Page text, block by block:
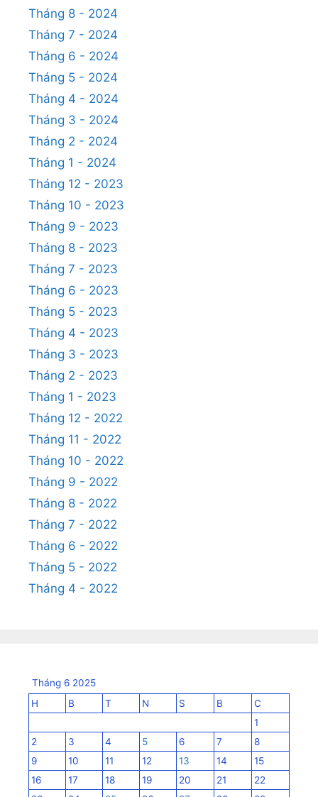
Tháng 8 - 2024
Tháng 7 - 2024
Tháng 6 - 2024
Tháng 5 - 2024
Tháng 4 - 2024
Tháng 3 - 2024
Tháng 2 - 2024
Tháng 1 - 2024
Tháng 12 - 2023
Tháng 10 - 2023
Tháng 9 - 2023
Tháng 8 - 2023
Tháng 7 - 2023
Tháng 6 - 2023
Tháng 5 - 2023
Tháng 4 - 2023
Tháng 3 - 2023
Tháng 2 - 2023
Tháng 1 - 2023
Tháng 12 - 2022
Tháng 11 - 2022
Tháng 10 - 2022
Tháng 9 - 2022
Tháng 8 - 2022
Tháng 7 - 2022
Tháng 6 - 2022
Tháng 5 - 2022
Tháng 4 - 2022
Tháng 6 2025
H
B T N S B
C
1
2
3 4 5 6 7
8
9
10 11 12 13 14
15
16
17 18 19 20 21
22